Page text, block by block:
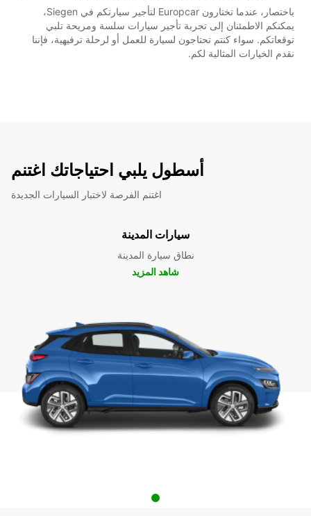
باختصار، عندما تختارون Europcar لتأجير سيارتكم في Siegen،
يمكنكم الاطمئنان إلى تجربة تأجير سيارات سلسة ومريحة تلبي
توقعاتكم. سواء كنتم تحتاجون لسيارة للعمل أو لرحلة ترفيهية، فإننا
نقدم الخيارات المثالية لكم.
أسطول يلبي احتياجاتك اغتنم
اغتنم الفرصة لاختبار السيارات الجديدة
سيارات المدينة
نطاق سيارة المدينة
شاهد المزيد